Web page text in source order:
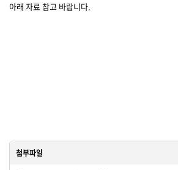
아래 자료 참고 바랍니다.
첨부파일